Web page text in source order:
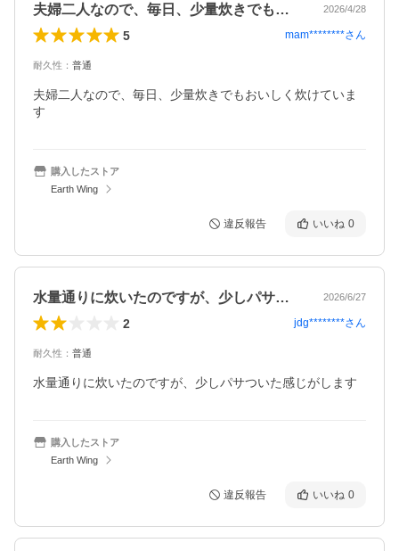
夫婦二人なので、毎日、少量炊きでもおい… 2026/4/28
5 mam********さん
耐久性 ： 普通
夫婦二人なので、毎日、少量炊きでもおいしく炊けていま
す
購入したストア
Earth Wing
違反報告 いいね 0
水量通りに炊いたのですが、少しパサつい… 2026/6/27
2 jdg********さん
耐久性 ： 普通
購入したストア
Earth Wing
違反報告 いいね 0